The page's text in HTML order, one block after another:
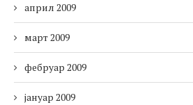
април 2009
март 2009
фебруар 2009
јануар 2009